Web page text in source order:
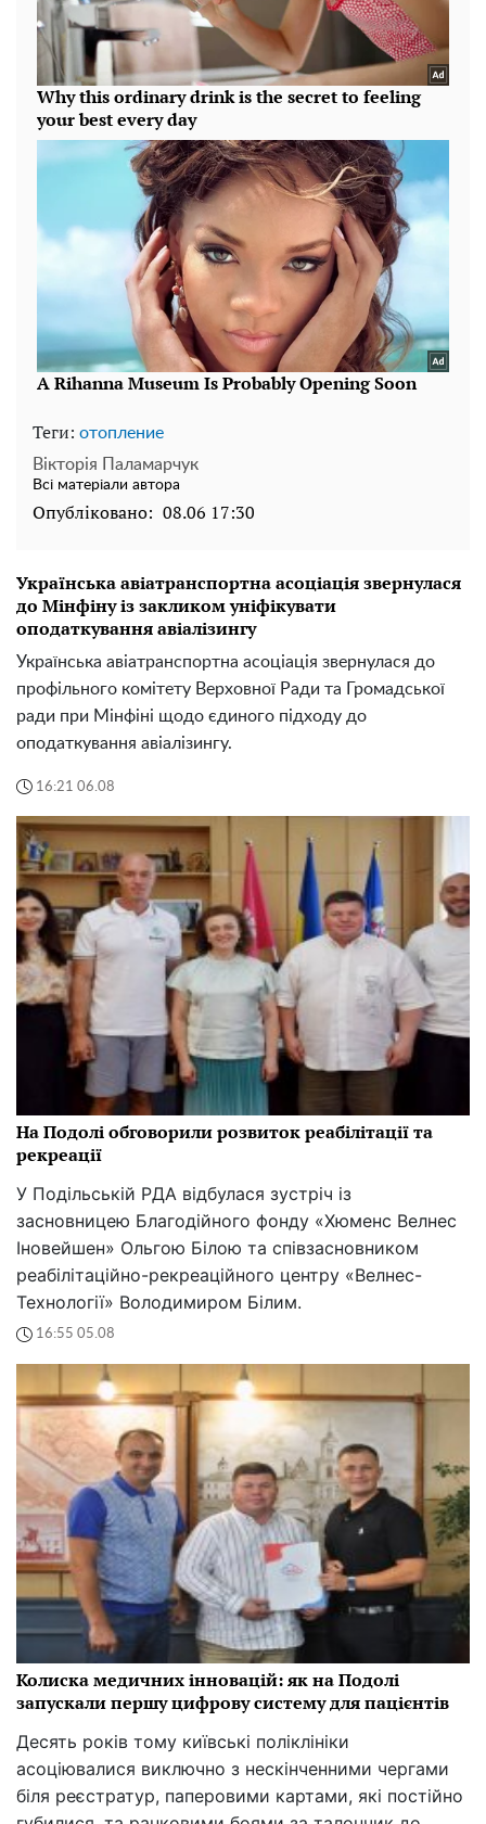
Теги: отопление
Вікторія Паламарчук
Всі матеріали автора
Опубліковано: 08.06 17:30
Українська авіатранспортна асоціація звернулася
до Мінфіну із закликом уніфікувати
оподаткування авіалізингу
Українська авіатранспортна асоціація звернулася до
профільного комітету Верховної Ради та Громадської
ради при Мінфіні щодо єдиного підходу до
оподаткування авіалізингу.
16:21 06.08
На Подолі обговорили розвиток реабілітації та
рекреації
У Подільській РДА відбулася зустріч із
засновницею Благодійного фонду «Хюменс Велнес
Іновейшен» Ольгою Білою та співзасновником
реабілітаційно-рекреаційного центру «Велнес-
Технології» Володимиром Білим.
16:55 05.08
Колиска медичних інновацій: як на Подолі
запускали першу цифрову систему для пацієнтів
Десять років тому київські поліклініки
асоціювалися виключно з нескінченними чергами
біля реєстратур, паперовими картами, які постійно